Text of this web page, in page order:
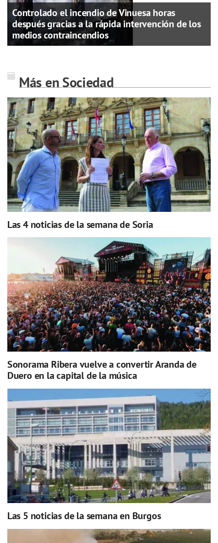
Controlado el incendio de Vinuesa horas
después gracias a la rápida intervención de los
medios contraincendios
Más en Sociedad
Las 4 noticias de la semana de Soria
Sonorama Ribera vuelve a convertir Aranda de
Duero en la capital de la música
Las 5 noticias de la semana en Burgos